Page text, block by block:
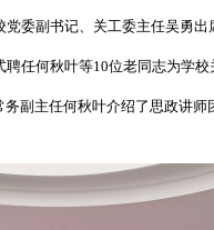
副书记、关工委主任吴勇出
何秋叶等10位老同志为学校
主任何秋叶介绍了思政讲师